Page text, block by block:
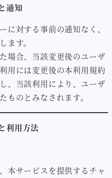
通知
に対する事前の通知なく、
ます。
場合、当該変更後のユーザ
用には変更後の本利用規約
、当該利用により、ユーザ
ものとみなされます。
利用方法
本サービスを提供するチャ